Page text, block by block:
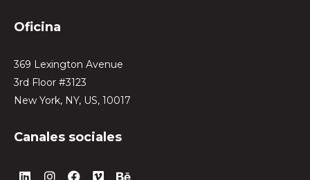
Oficina
369 Lexington Avenue
3rd Floor #3123
New York, NY, US, 10017
Canales sociales
L
I
F
V
B